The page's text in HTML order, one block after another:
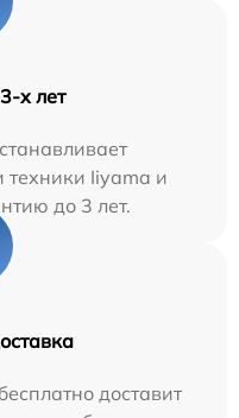
х лет
техники Iiyama и
до 3 лет.
доставит